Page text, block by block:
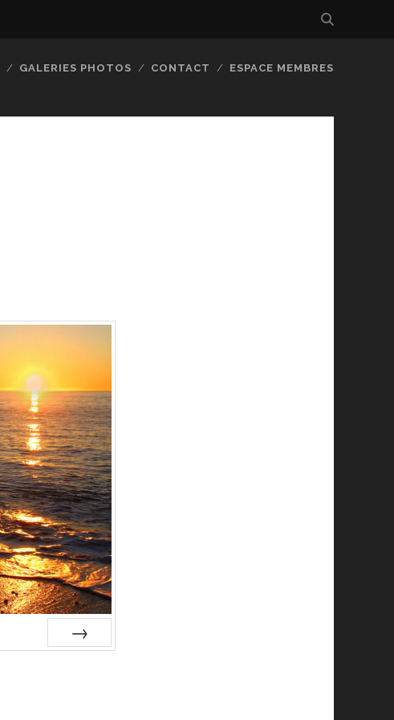
GALERIES PHOTOS CONTACT ESPACE MEMBRES